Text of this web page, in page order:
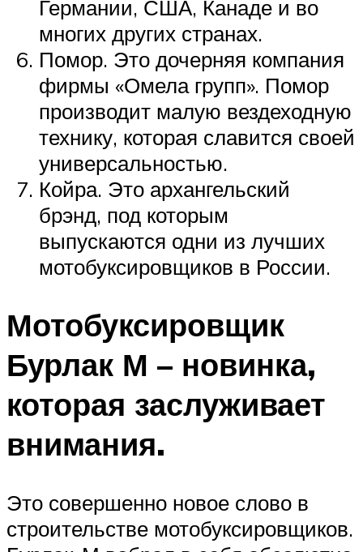
Германии, США, Канаде и во
многих других странах.
Помор. Это дочерняя компания
фирмы «Омела групп». Помор
производит малую вездеходную
технику, которая славится своей
универсальностью.
Койра. Это архангельский
брэнд, под которым
выпускаются одни из лучших
мотобуксировщиков в России.
Мотобуксировщик
Бурлак М – новинка,
которая заслуживает
внимания.
Это совершенно новое слово в
строительстве мотобуксировщиков.